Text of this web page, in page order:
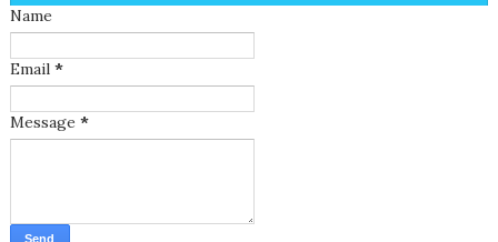
Name
Email *
Message *